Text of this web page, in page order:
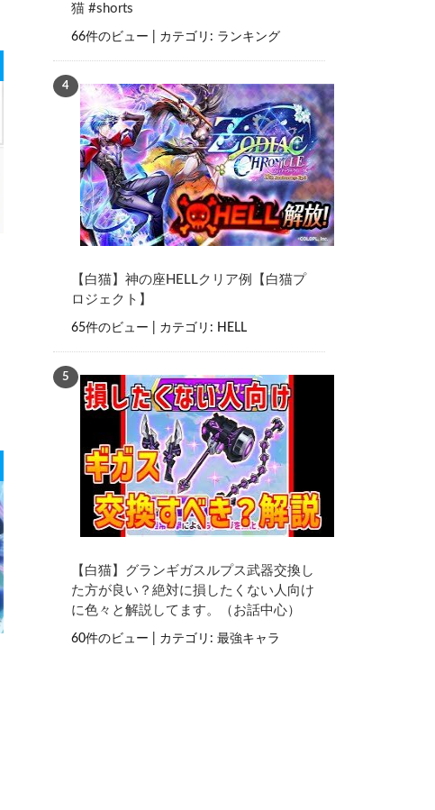
猫 #shorts
66件のビュー カテゴリ: ランキング
【白猫】神の座HELLクリア例【白猫プ
ロジェクト】
65件のビュー カテゴリ: HELL
【白猫】グランギガスルプス武器交換し
た方が良い？絶対に損したくない人向け
に色々と解説してます。（お話中心）
60件のビュー カテゴリ: 最強キャラ